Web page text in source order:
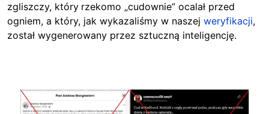
zgliszczy, który rzekomo „cudownie” ocalał przed
ogniem, a który, jak wykazaliśmy w naszej weryfikacji,
został wygenerowany przez sztuczną inteligencję.
Image